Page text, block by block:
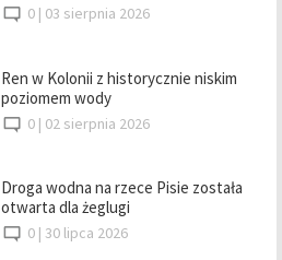
0 | 03 sierpnia 2026
Ren w Kolonii z historycznie niskim
poziomem wody
0 | 02 sierpnia 2026
Droga wodna na rzece Pisie została
otwarta dla żeglugi
0 | 30 lipca 2026